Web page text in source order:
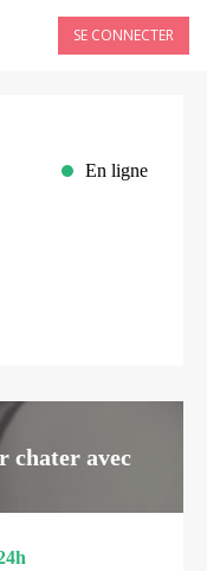
SE CONNECTER
En ligne
chater avec